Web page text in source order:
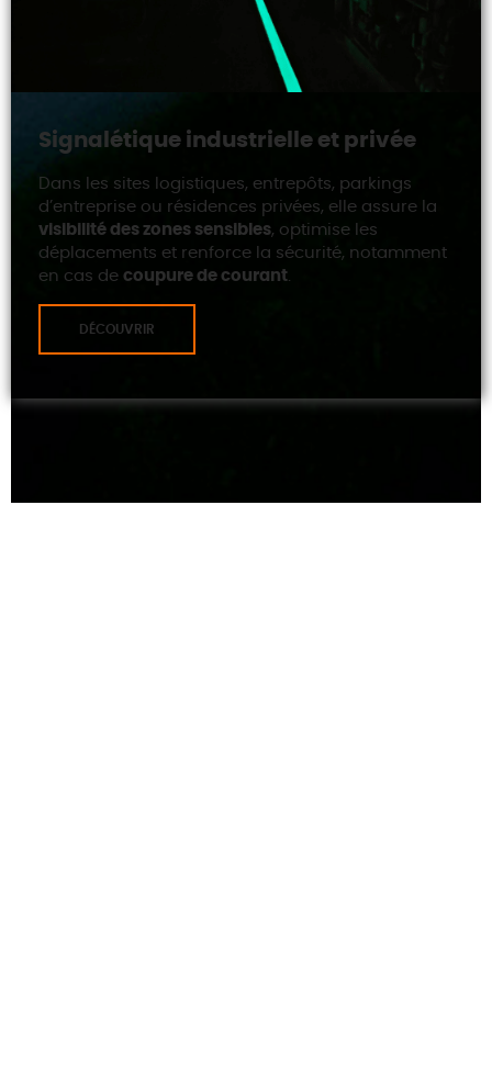
Signalétique industrielle et privée
Dans les sites logistiques, entrepôts, parkings
d’entreprise ou résidences privées, elle assure la
visibilité des zones sensibles, optimise les
déplacements et renforce la sécurité, notamment
en cas de coupure de courant.
DÉCOUVRIR